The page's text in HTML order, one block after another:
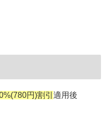
円)割引 適用後